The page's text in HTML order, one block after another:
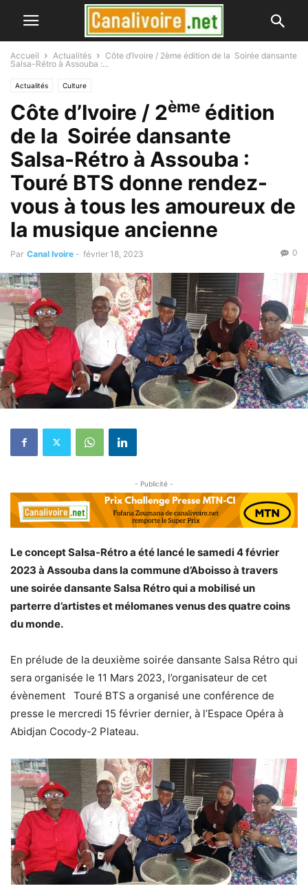
Accueil Actualités
Côte d’Ivoire / 2ème édition de la Soirée dansante
Salsa-Rétro à Assouba :...
Actualités Culture
Côte d’Ivoire / 2ème édition
de la Soirée dansante
Salsa-Rétro à Assouba :
Touré BTS donne rendez-
vous à tous les amoureux de
la musique ancienne
Par Canal Ivoire - février 18, 2023 0
- Publicité -
Le concept Salsa-Rétro a été lancé le samedi 4 février
2023 à Assouba dans la commune d’Aboisso à travers
une soirée dansante Salsa Rétro qui a mobilisé un
parterre d’artistes et mélomanes venus des quatre coins
du monde.
En prélude de la deuxième soirée dansante Salsa Rétro qui
sera organisée le 11 Mars 2023, l’organisateur de cet
évènement Touré BTS a organisé une conférence de
presse le mercredi 15 février dernier, à l’Espace Opéra à
Abidjan Cocody-2 Plateau.